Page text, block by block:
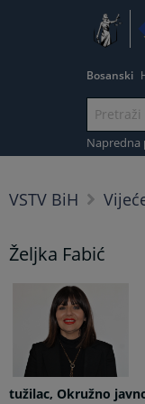
Bosanski
Napredna
VSTV BiH
Željka Fabić
tužilac, Okružno